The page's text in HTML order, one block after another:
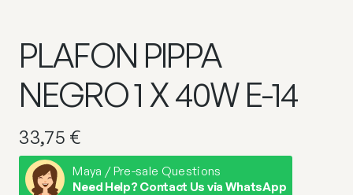
PLAFON PIPPA
NEGRO 1 X 40W E-14
33,75 €
Maya / Pre-sale Questions
Need Help? Contact Us via WhatsApp